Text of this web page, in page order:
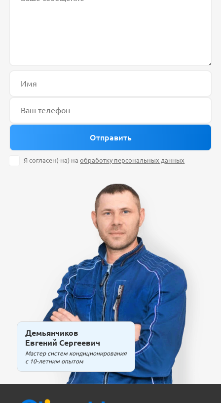
Я согласен(-на) наобработку персональных данных
Демьянчиков
Евгений Сергеевич
Мастер систем кондиционирования
с 10-летним опытом